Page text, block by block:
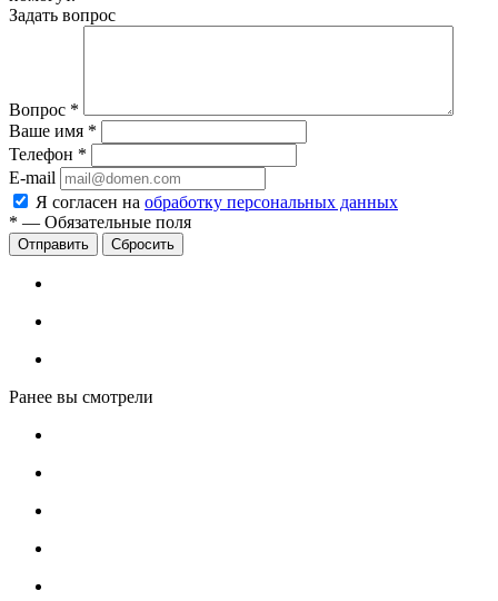
Задать вопрос
Вопрос *
Ваше имя *
Телефон *
E-mail
Я согласен на обработку персональных данных
* — Обязательные поля
Сбросить
Ранее вы смотрели